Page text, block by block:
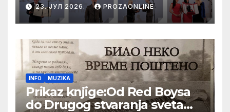
Bajiću svečano zatvoren 33.
Festival evropskog filma Palić
23. ЈУЛ 2026. PROZAONLINE
INFO MUZIKA
Prikaz knjige:Od Red Boysa
do Drugog stvaranja sveta